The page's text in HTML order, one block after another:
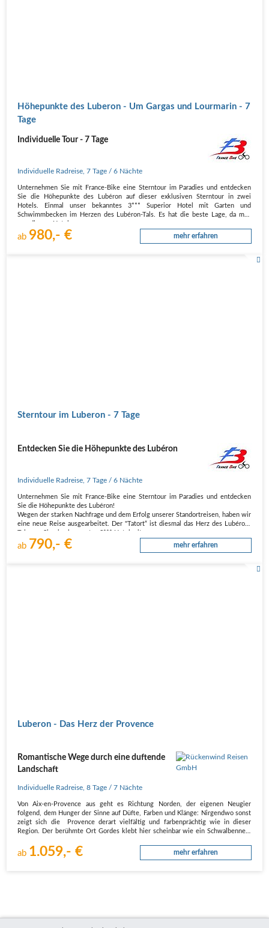
Höhepunkte des Luberon - Um Gargas und Lourmarin - 7
Tage
Individuelle Tour - 7 Tage
Individuelle Radreise ,7 Tage / 6 Nächte
Unternehmen Sie mit France-Bike eine Sterntour im Paradies und entdecken
Sie die Höhepunkte des Lubéron auf dieser exklusiven Sterntour in zwei
Hotels. Einmal unser bekanntes 3*** Superior Hotel mit Garten und
Schwimmbecken im Herzen des Lubéron-Tals. Es hat die beste Lage, da man
ab 980,- € mehr erfahren
Sterntour im Luberon - 7 Tage
Entdecken Sie die Höhepunkte des Lubéron
Individuelle Radreise ,7 Tage / 6 Nächte
Unternehmen Sie mit France-Bike eine Sterntour im Paradies und entdecken
Sie die Höhepunkte des Lubéron!
Wegen der starken Nachfrage und dem Erfolg unserer Standortreisen, haben wir
eine neue Reise ausgearbeitet. Der "Tatort“ ist diesmal das Herz des Lubéron-
ab 790,- € mehr erfahren
Luberon - Das Herz der Provence
Romantische Wege durch eine duftende
Landschaft
Individuelle Radreise ,8 Tage / 7 Nächte
Von Aix-en-Provence aus geht es Richtung Norden, der eigenen Neugier
folgend, dem Hunger der Sinne auf Düfte, Farben und Klänge: Nirgendwo sonst
zeigt sich die Provence derart vielfältig und farbenprächtig wie in dieser
Region. Der berühmte Ort Gordes klebt hier scheinbar wie ein Schwalbennest
ab 1.059,- € mehr erfahren